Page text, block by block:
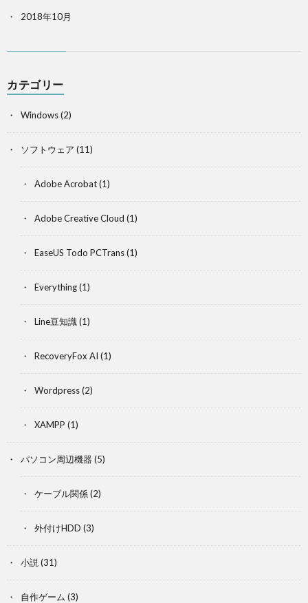
2018年10月
カテゴリー
Windows(2)
ソフトウェア (11)
Adobe Acrobat(1)
Adobe Creative Cloud (1)
EaseUS Todo PCTrans(1)
Everything(1)
Line豆知識(1)
RecoveryFox AI (1)
Wordpress(2)
XAMPP (1)
パソコン周辺機器 (5)
ケーブル関係(2)
外付けHDD (3)
小説 (31)
自作ゲーム (3)